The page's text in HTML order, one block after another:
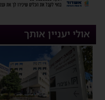
אולי יעניין אותך